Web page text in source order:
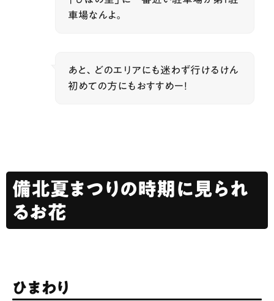
車場なんよ。
あと、どのエリアにも迷わず行けるけん
初めての方にもおすすめー！
備北夏まつりの時期に見られ
るお花
ひまわり